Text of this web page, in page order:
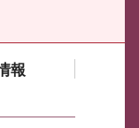
報